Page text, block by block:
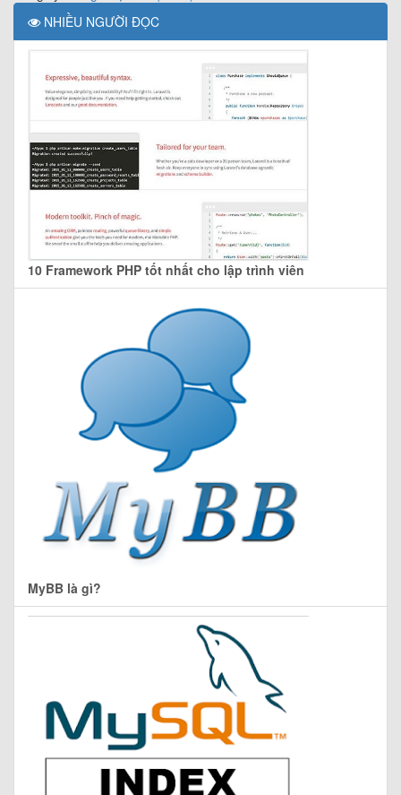
NHIỀU NGƯỜI ĐỌC
10 Framework PHP tốt nhất cho lập trình viên
MyBB là gì?